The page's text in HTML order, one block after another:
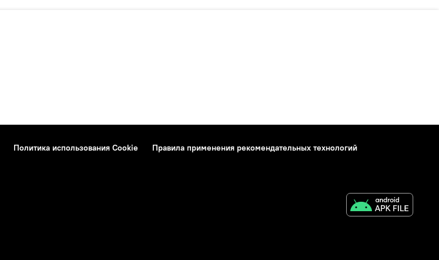
Политика использования Cookie
Правила применения рекомендательных технологий